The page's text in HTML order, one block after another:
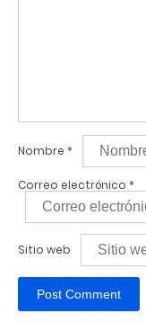
Nombre *
Correo electrónico *
Sitio web